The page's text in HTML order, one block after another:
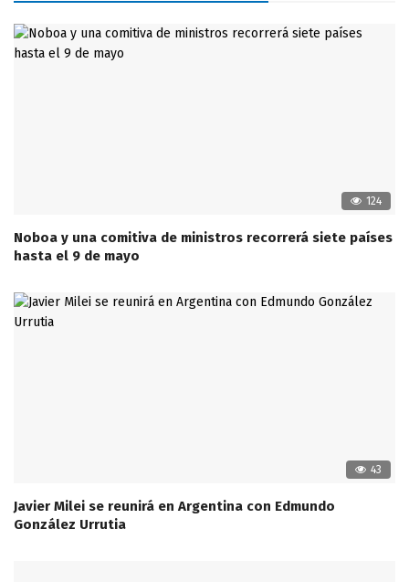
124
Noboa y una comitiva de ministros recorrerá siete países
hasta el 9 de mayo
43
Javier Milei se reunirá en Argentina con Edmundo
González Urrutia